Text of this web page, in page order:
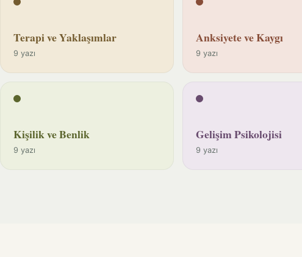
Terapi ve Yaklaşımlar
9 yazı
Anksiyete ve Kaygı
9 yazı
Kişilik ve Benlik
9 yazı
Gelişim Psikolojisi
9 yazı